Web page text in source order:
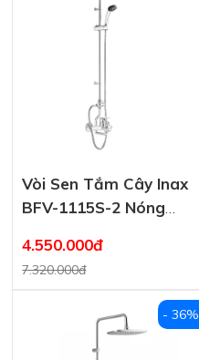
Vòi Sen Tắm Cây Inax
BFV-1115S-2 Nóng
4.550.000đ
7.320.000đ
- 36%